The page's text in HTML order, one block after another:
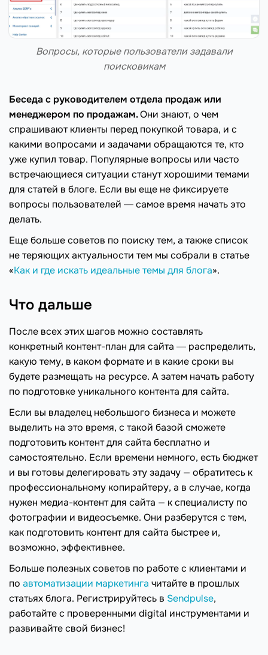
Вопросы, которые пользователи задавали
поисковикам
Беседа с руководителем отдела продаж или
менеджером по продажам.Они знают, о чем
спрашивают клиенты перед покупкой товара, и с
какими вопросами и задачами обращаются те, кто
уже купил товар. Популярные вопросы или часто
встречающиеся ситуации станут хорошими темами
для статей в блоге. Если вы еще не фиксируете
вопросы пользователей ― самое время начать это
делать.
Еще больше советов по поиску тем, а также список
не теряющих актуальности тем мы собрали в статье
«Как и где искать идеальные темы для блога».
Что дальше
После всех этих шагов можно составлять
конкретный контент-план для сайта ― распределить,
какую тему, в каком формате и в какие сроки вы
будете размещать на ресурсе. А затем начать работу
по подготовке уникального контента для сайта.
Если вы владелец небольшого бизнеса и можете
выделить на это время, с такой базой сможете
подготовить контент для сайта бесплатно и
самостоятельно. Если времени немного, есть бюджет
и вы готовы делегировать эту задачу — обратитесь к
профессиональному копирайтеру, а в случае, когда
нужен медиа-контент для сайта — к специалисту по
фотографии и видеосъемке. Они разберутся с тем,
как подготовить контент для сайта быстрее и,
возможно, эффективнее.
Больше полезных советов по работе с клиентами и
по автоматизации маркетинга читайте в прошлых
статьях блога. Регистрируйтесь в Sendpulse,
работайте с проверенными digital инструментами и
развивайте свой бизнес!